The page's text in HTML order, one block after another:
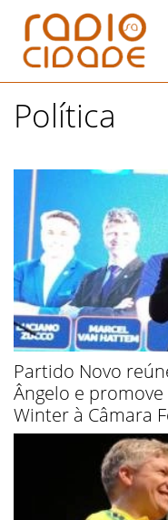
Política
Partido Novo
Ângelo e
Winter à Câmara